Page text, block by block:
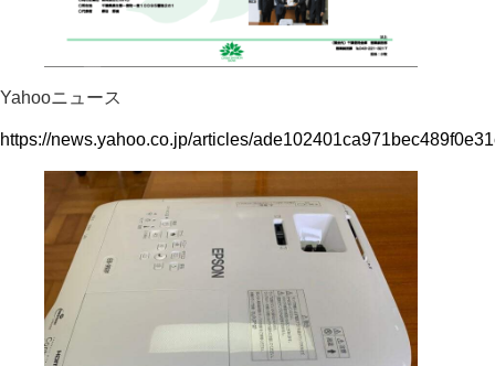
Yahooニュース
https://news.yahoo.co.jp/articles/